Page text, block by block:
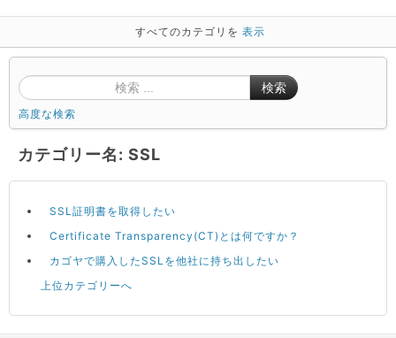
すべてのカテゴリを 表示
検索
高度な検索
カテゴリー名: SSL
SSL証明書を取得したい
Certificate Transparency(CT)とは何ですか？
カゴヤで購入したSSLを他社に持ち出したい
上位カテゴリーへ